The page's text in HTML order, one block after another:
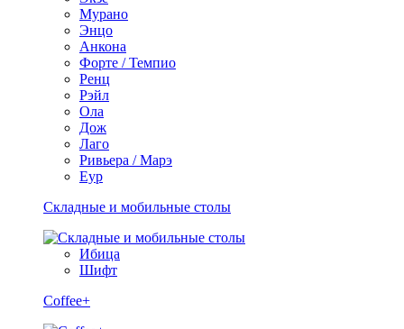
Мурано
Энцо
Анкона
Форте / Темпио
Ренц
Рэйл
Ола
Дож
Лаго
Ривьера / Марэ
Еур
Складные и мобильные столы
Ибица
Шифт
Coffee+